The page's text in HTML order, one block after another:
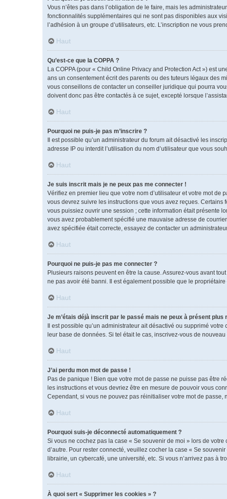
Vous n’êtes pas dans l’obligation de le faire, mais les
fonctionnalités supplémentaires qui ne sont pas disponibles aux
l’adhésion à un groupe d’utilisateurs, etc. L’inscription ne vous
Haut
Qu’est-ce que la COPPA ?
La COPPA (pour « Child Online Privacy and Protection Act ») est
ans un consentement écrit des parents ou des tuteurs légaux des
vous conseillons de contacter un conseiller juridique qui pourra
doivent donc pas être contactés à ce sujet, excepté lorsque
Haut
Pourquoi ne puis-je pas m’inscrire ?
Il est possible qu’un administrateur du forum ait désactivé les
adresse IP ou interdit l’utilisation du nom d’utilisateur que vous
Haut
Je suis inscrit mais je ne peux pas me connecter !
Vérifiez en premier lieu que votre nom d’utilisateur et votre mot de
vous devrez suivre les instructions que vous avez reçues.
vous puissiez ouvrir une session ; cette information était présente
vous avez probablement spécifié une mauvaise adresse de
avez spécifiée était correcte, essayez de contacter un
Haut
Pourquoi ne puis-je pas me connecter ?
Plusieurs raisons peuvent en être la cause. Assurez-vous avant
ne pas avoir été banni. Il est également possible que le
Haut
Je m’étais déjà inscrit par le passé mais ne peux à présent plus
Il est possible qu’un administrateur ait désactivé ou supprimé
leur base de données. Si tel était le cas, inscrivez-vous de
Haut
J’ai perdu mon mot de passe !
Pas de panique ! Bien que votre mot de passe ne puisse pas être
les instructions et vous devriez être en mesure de pouvoir vous
Cependant, si vous ne pouvez pas réinitialiser votre mot de
Haut
Pourquoi suis-je déconnecté automatiquement ?
Si vous ne cochez pas la case « Se souvenir de moi » lors de
d’autre. Pour rester connecté, veuillez cocher la case « Se
librairie, un cybercafé, une université, etc. Si vous n’arrivez pas à
Haut
À quoi sert « Supprimer les cookies » ?